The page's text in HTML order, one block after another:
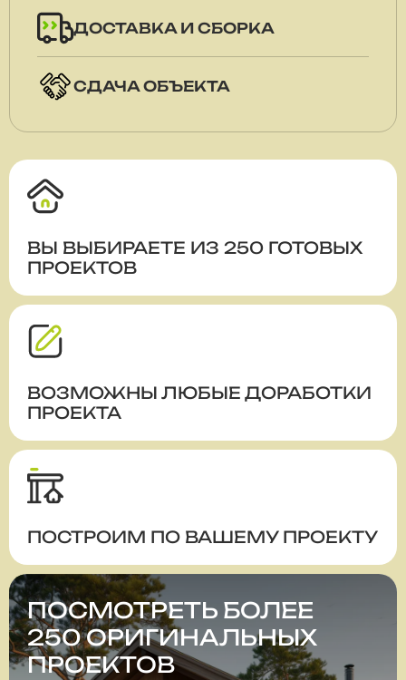
ВЫ ВЫБИРАЕТЕ ИЗ 250 ГОТОВЫХ
ПРОЕКТОВ
ВОЗМОЖНЫ ЛЮБЫЕ ДОРАБОТКИ
ПРОЕКТА
ПОСТРОИМ ПО ВАШЕМУ ПРОЕКТУ
ПОСМОТРЕТЬ БОЛЕЕ
250 ОРИГИНАЛЬНЫХ
ПРОЕКТОВ
ДОСТАВКА И СБОРКА
СДАЧА ОБЪЕКТА